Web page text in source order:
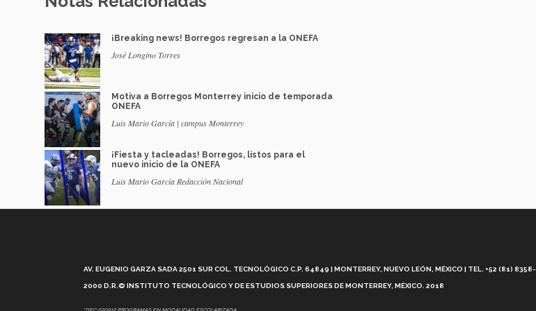
¡Breaking news! Borregos regresan a la ONEFA
José Longino Torres
Motiva a Borregos Monterrey inicio de temporada
ONEFA
Luis Mario García | campus Monterrey
¡Fiesta y tacleadas! Borregos, listos para el
nuevo inicio de la ONEFA
Luis Mario García Redacción Nacional
AV. EUGENIO GARZA SADA 2501 SUR COL. TECNOLÓGICO C.P. 64849 | MONTERREY, NUEVO LEÓN, MÉXICO | TEL. +52 (81) 8358-
2000 D.R.© INSTITUTO TECNOLÓGICO Y DE ESTUDIOS SUPERIORES DE MONTERREY, MÉXICO. 2018